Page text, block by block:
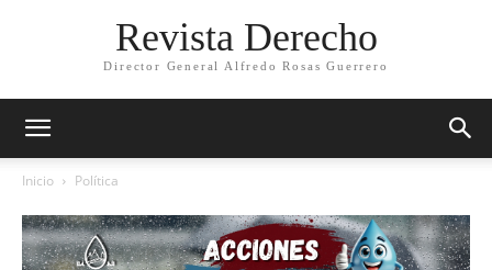
Revista Derecho
Director General Alfredo Rosas Guerrero
Inicio Política